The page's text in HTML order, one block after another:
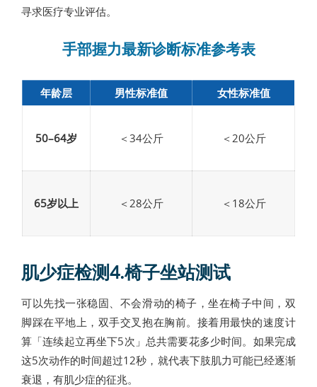
寻求医疗专业评估。
手部握力最新诊断标准参考表
年龄层 男性标准值 女性标准值
50–64岁 ＜34公斤 ＜20公斤
65岁以上 ＜28公斤 ＜18公斤
肌少症检测4.椅子坐站测试
可以先找一张稳固、不会滑动的椅子，坐在椅子中间，双
脚踩在平地上，双手交叉抱在胸前。接着用最快的速度计
算「连续起立再坐下5次」总共需要花多少时间。如果完成
这5次动作的时间超过12秒，就代表下肢肌力可能已经逐渐
衰退，有肌少症的征兆。